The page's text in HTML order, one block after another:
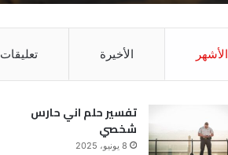
الأشهر الأخيرة تعليقات
تفسير حلم اني حارس
شخصي
8 يونيو، 2025